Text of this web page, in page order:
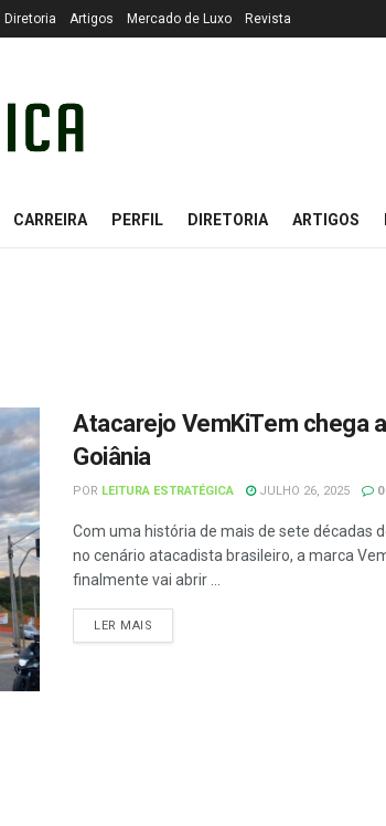
Diretoria Artigos Mercado de Luxo Revista
CARREIRA PERFIL DIRETORIA ARTIGOS
Atacarejo VemKiTem chega a
Goiânia
POR LEITURA ESTRATÉGICA JULHO 26, 2025 0
Com uma história de mais de sete décadas
no cenário atacadista brasileiro, a marca
finalmente vai abrir ...
LER MAIS